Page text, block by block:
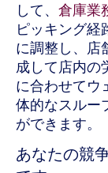
して、 倉庫業
ピッキング経
に調整し、店
成して店内の
に合わせてウ
体的なスルー
ができます。
あなたの競